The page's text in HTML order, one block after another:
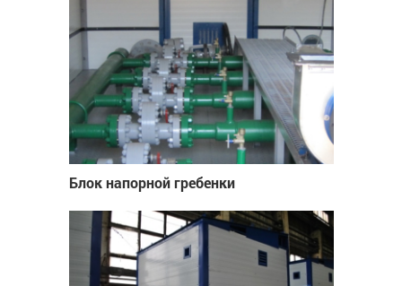
Блок напорной гребенки